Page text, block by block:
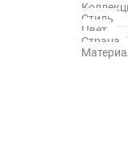
Стиль
Цвет
Страна